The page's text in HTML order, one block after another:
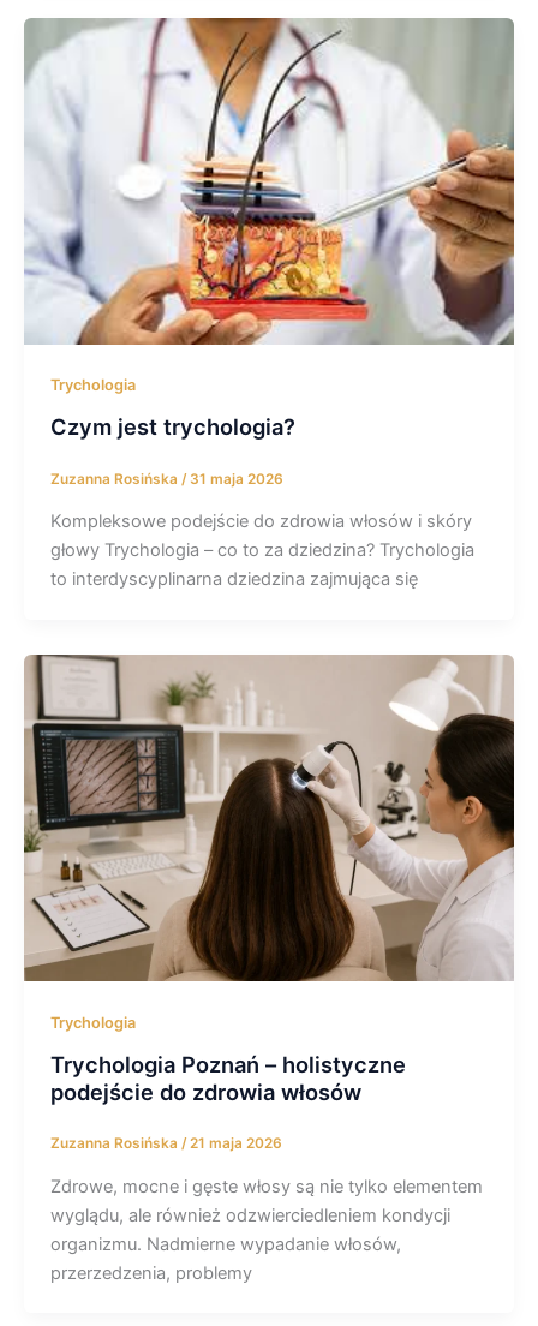
Trychologia
Czym jest trychologia?
Zuzanna Rosińska / 31 maja 2026
Kompleksowe podejście do zdrowia włosów i skóry
głowy Trychologia – co to za dziedzina? Trychologia
to interdyscyplinarna dziedzina zajmująca się
Trychologia
Trychologia Poznań – holistyczne
podejście do zdrowia włosów
Zuzanna Rosińska /21 maja 2026
Zdrowe, mocne i gęste włosy są nie tylko elementem
wyglądu, ale również odzwierciedleniem kondycji
organizmu. Nadmierne wypadanie włosów,
przerzedzenia, problemy